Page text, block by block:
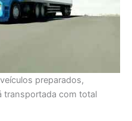
preparados,
transportada com total